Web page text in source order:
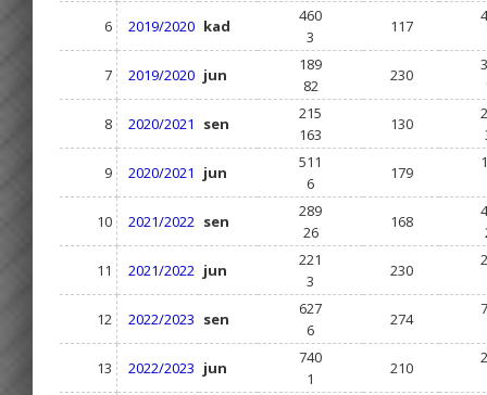
6
2019/2020 kad
460
3
117
7 2019/2020 jun
189
82
230
8
2020/2021 sen
215
163
130
9
2020/2021 jun
511
6
179
10 2021/2022 sen
289
26
168
11
2021/2022 jun
221
3
230
12 2022/2023 sen
627
6
274
13 2022/2023 jun
740
1
210